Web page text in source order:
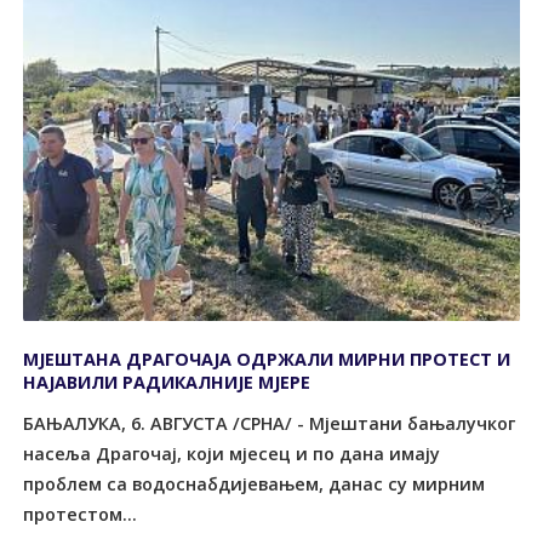
МЈЕШТАНА ДРАГОЧАЈА ОДРЖАЛИ МИРНИ ПРОТЕСТ И
НАЈАВИЛИ РАДИКАЛНИЈЕ МЈЕРЕ
БАЊАЛУКА, 6. АВГУСТА /СРНА/ - Мјештани бањалучког
насеља Драгочај, који мјесец и по дана имају
проблем са водоснабдијевањем, данас су мирним
протестом...